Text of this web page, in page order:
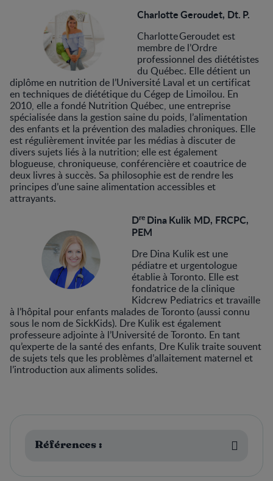
Charlotte Geroudet, Dt. P.
Charlotte Geroudet est
membre de l’Ordre
professionnel des diététistes
du Québec. Elle détient un
diplôme en nutrition de l’Université Laval et un certificat
en techniques de diététique du Cégep de Limoilou. En
2010, elle a fondé Nutrition Québec, une entreprise
spécialisée dans la gestion saine du poids, l’alimentation
des enfants et la prévention des maladies chroniques. Elle
est régulièrement invitée par les médias à discuter de
divers sujets liés à la nutrition; elle est également
blogueuse, chroniqueuse, conférencière et coautrice de
deux livres à succès. Sa philosophie est de rendre les
principes d’une saine alimentation accessibles et
attrayants.
Dre Dina Kulik MD, FRCPC,
PEM
Dre Dina Kulik est une
pédiatre et urgentologue
établie à Toronto. Elle est
fondatrice de la clinique
Kidcrew Pediatrics et travaille
à l’hôpital pour enfants malades de Toronto (aussi connu
sous le nom de SickKids). Dre Kulik est également
professeure adjointe à l’Université de Toronto. En tant
qu’experte de la santé des enfants, Dre Kulik traite souvent
de sujets tels que les problèmes d’allaitement maternel et
l’introduction aux aliments solides.
Références :